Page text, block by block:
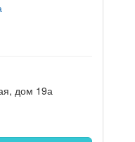
дом 19а